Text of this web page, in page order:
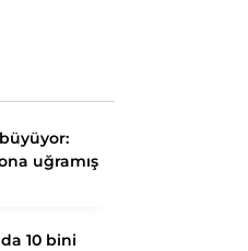
büyüyor:
uğramış
10 bini